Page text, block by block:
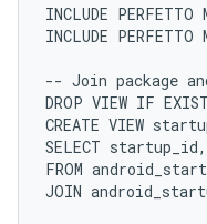
INCLUDE
INCLUDE
-- Join package
DROP VIEW IF
CREATE VIEW
SELECT
FROM
JOIN